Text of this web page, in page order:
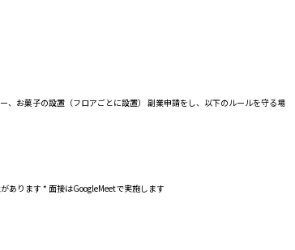
お菓子の設置（フロアごとに設置） 副業申請をし、以下のルールを守る場
あります * 面接はGoogleMeetで実施します